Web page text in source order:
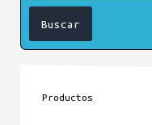
Productos